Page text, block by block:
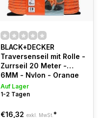
BLACK+DECKER
Traversenseil mit Rolle -
Zurrseil 20 Meter -
6MM - Nylon - Orange
Auf Lager
1-2 Tagen
€16,32 exkl. MwSt. *